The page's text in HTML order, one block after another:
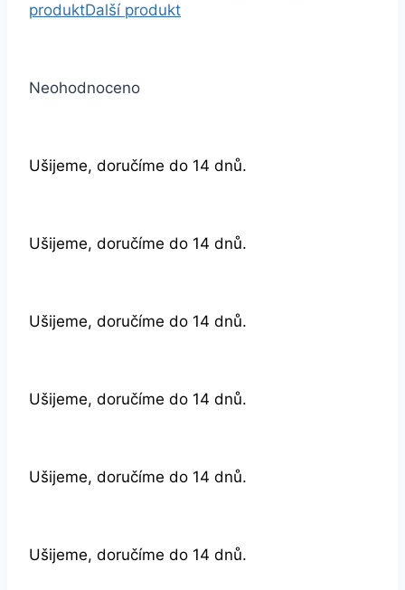
produktDalší produkt
Neohodnoceno
Ušijeme, doručíme do 14 dnů.
Ušijeme, doručíme do 14 dnů.
Ušijeme, doručíme do 14 dnů.
Ušijeme, doručíme do 14 dnů.
Ušijeme, doručíme do 14 dnů.
Ušijeme, doručíme do 14 dnů.